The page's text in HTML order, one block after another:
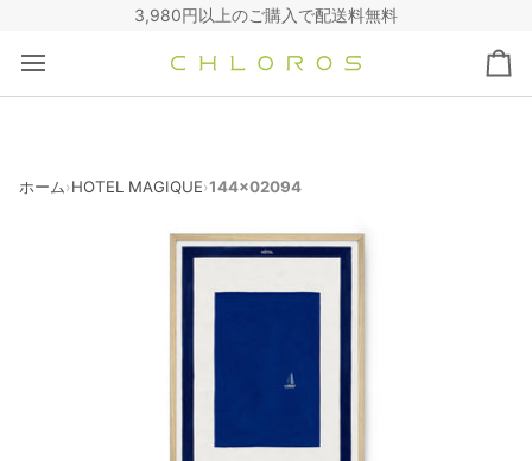
3,980円以上のご購入で配送料無料
カ
ー
ホーム›HOTEL MAGIQUE›144x02094